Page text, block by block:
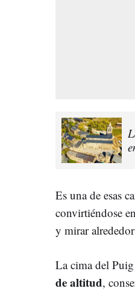
Es una de esas
convirtiéndose
y mirar
La cima del
de altitud,